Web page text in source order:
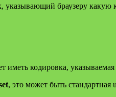
браузеру какую
иметь кодировка,
, это может быть стандартная